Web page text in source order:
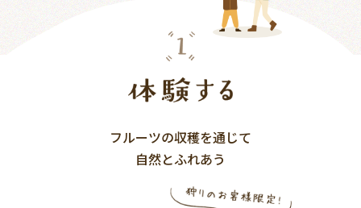
フルーツの収穫を通じて
自然とふれあう